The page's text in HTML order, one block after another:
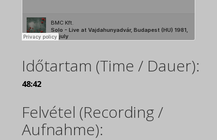
Időtartam (Time / Dauer):
48:42
Felvétel (Recording /
Aufnahme):